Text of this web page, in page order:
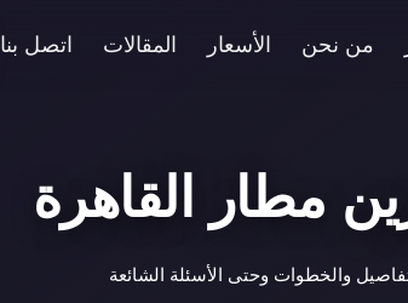
من نحن الأسعار المقالات اتصل بنا
مطار القاهرة
والخطوات وحتى الأسئلة الشائعة